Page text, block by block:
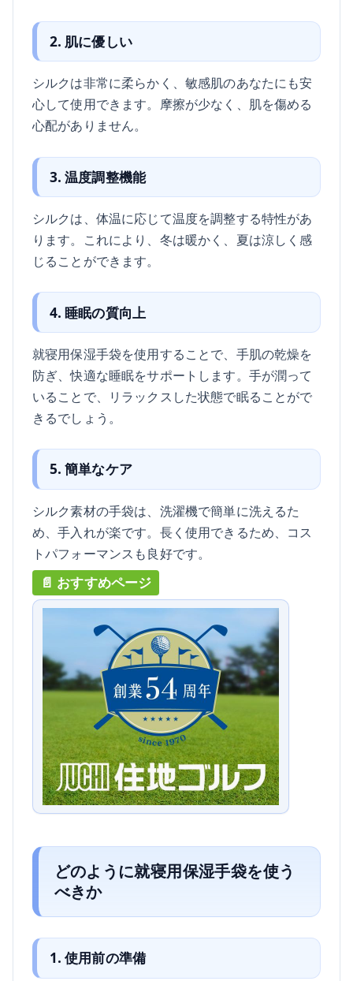
2. 肌に優しい
シルクは非常に柔らかく、敏感肌のあなたにも安
心して使用できます。摩擦が少なく、肌を傷める
心配がありません。
3. 温度調整機能
シルクは、体温に応じて温度を調整する特性があ
ります。これにより、冬は暖かく、夏は涼しく感
じることができます。
4. 睡眠の質向上
就寝用保湿手袋を使用することで、手肌の乾燥を
防ぎ、快適な睡眠をサポートします。手が潤って
いることで、リラックスした状態で眠ることがで
きるでしょう。
5. 簡単なケア
シルク素材の手袋は、洗濯機で簡単に洗えるた
め、手入れが楽です。長く使用できるため、コス
トパフォーマンスも良好です。
どのように就寝用保湿手袋を使う
べきか
1. 使用前の準備